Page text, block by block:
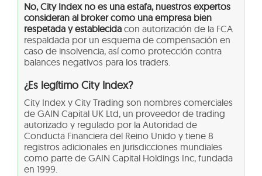
No, City Index no es una estafa, nuestros expertos
consideran al broker como una empresa bien
respetada y establecida con autorización de la FCA
respaldada por un esquema de compensación en
caso de insolvencia, así como protección contra
balances negativos para los traders.
¿Es legítimo City Index?
City Index y City Trading son nombres comerciales
de GAIN Capital UK Ltd, un proveedor de trading
autorizado y regulado por la Autoridad de
Conducta Financiera del Reino Unido y tiene 8
registros adicionales en jurisdicciones mundiales
como parte de GAIN Capital Holdings Inc, fundada
en 1999.